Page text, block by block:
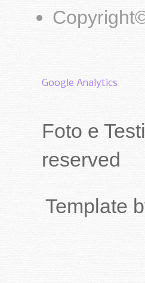
Copyright
Google Analytics
Foto e
reserved
Template